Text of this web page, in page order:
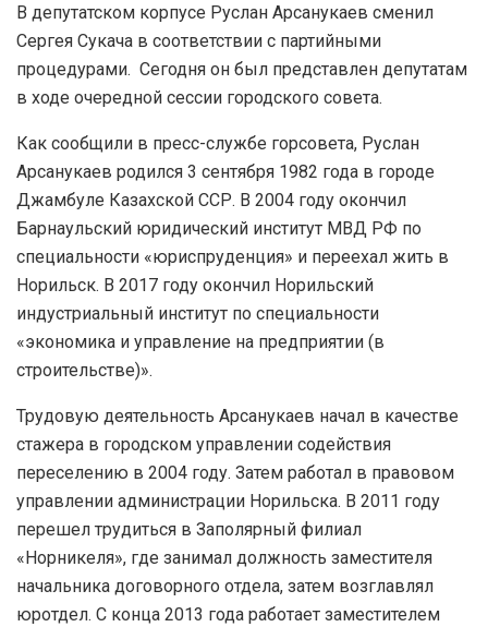
В депутатском корпусе Руслан Арсанукаев сменил
Сергея Сукача в соответствии с партийными
процедурами. Сегодня он был представлен депутатам
в ходе очередной сессии городского совета.
Как сообщили в пресс-службе горсовета, Руслан
Арсанукаев родился 3 сентября 1982 года в городе
Джамбуле Казахской ССР. В 2004 году окончил
Барнаульский юридический институт МВД РФ по
специальности «юриспруденция» и переехал жить в
Норильск. В 2017 году окончил Норильский
индустриальный институт по специальности
«экономика и управление на предприятии (в
строительстве)».
Трудовую деятельность Арсанукаев начал в качестве
стажера в городском управлении содействия
переселению в 2004 году. Затем работал в правовом
управлении администрации Норильска. В 2011 году
перешел трудиться в Заполярный филиал
«Норникеля», где занимал должность заместителя
начальника договорного отдела, затем возглавлял
юротдел. С конца 2013 года работает заместителем